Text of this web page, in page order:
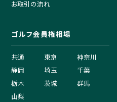
お取引の流れ
ゴルフ会員権相場
共通 東京
神奈川
静岡
埼玉
千葉
栃木
茨城
群馬
山梨